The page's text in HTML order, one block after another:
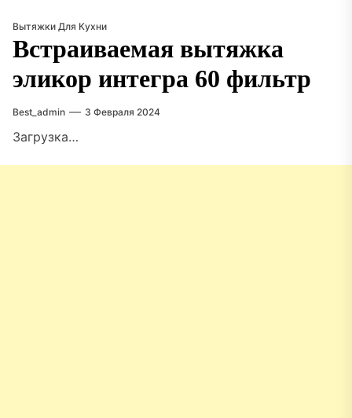
Вытяжки Для Кухни
Встраиваемая вытяжка
эликор интегра 60 фильтр
Best_admin 3 Февраля 2024
Загрузка…